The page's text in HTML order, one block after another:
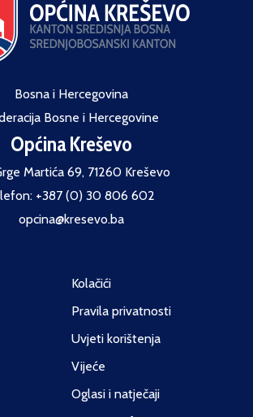
Bosna i Hercegovina
Bosne i Hercegovine
Općina Kreševo
Martića 69, 71260 Kreševo
+387 (0) 30 806 602
opcina@kresevo.ba
Kolačići
Pravila privatnosti
Uvjeti korištenja
Vijeće
Oglasi i natječaji